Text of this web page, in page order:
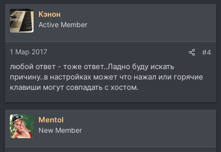
а
к
ц
и
и
:
Кэнон
Active Member
1 Мар 2017 #4
любой ответ - тоже ответ..Ладно буду искать
причину..в настройках может что нажал или горячие
клавиши могут совпадать с хостом.
Mentol
New Member